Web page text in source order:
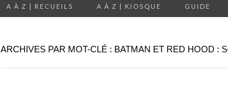
A À Z | RECUEILS A À Z | KIOSQUE GUIDE
ARCHIVES PAR MOT-CLÉ : BATMAN ET RED HOOD :